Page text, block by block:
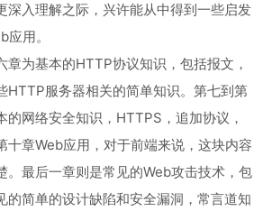
深入理解之际，兴许能从中得到一些启发
用。
章为基本的HTTP协议知识，包括报文，
HTTP服务器相关的简单知识。第七到第
的网络安全知识，HTTPS，追加协议，
十章Web应用，对于前端来说，这块内容
。最后一章则是常见的Web攻击技术，包
的简单的设计缺陷和安全漏洞，常言道知